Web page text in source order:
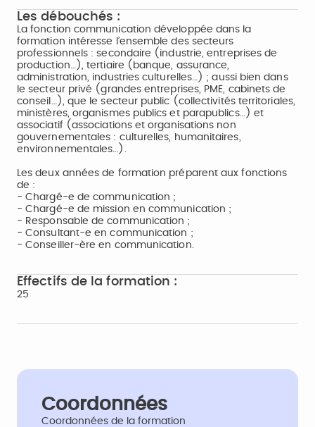
Les débouchés :
La fonction communication développée dans la
formation intéresse l’ensemble des secteurs
professionnels : secondaire (industrie, entreprises de
production…), tertiaire (banque, assurance,
administration, industries culturelles…) ; aussi bien dans
le secteur privé (grandes entreprises, PME, cabinets de
conseil…), que le secteur public (collectivités territoriales,
ministères, organismes publics et parapublics…) et
associatif (associations et organisations non
gouvernementales : culturelles, humanitaires,
environnementales…).
Les deux années de formation préparent aux fonctions
de :
- Chargé-e de communication ;
- Chargé-e de mission en communication ;
- Responsable de communication ;
- Consultant-e en communication ;
- Conseiller-ère en communication.
Effectifs de la formation :
25
Coordonnées
Coordonnées de la formation